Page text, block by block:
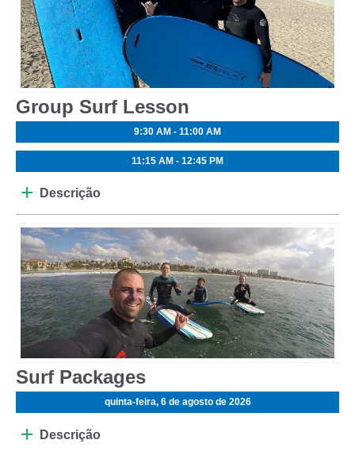
Group Surf Lesson
9:30 AM - 11:00 AM
11:15 AM - 12:45 PM
Descrição
Surf Packages
quinta-feira, 6 de agosto de 2026
Descrição